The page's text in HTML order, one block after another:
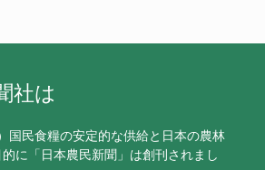
社は
国民食糧の安定的な供給と日本の農林
に「日本農民新聞」は創刊されまし